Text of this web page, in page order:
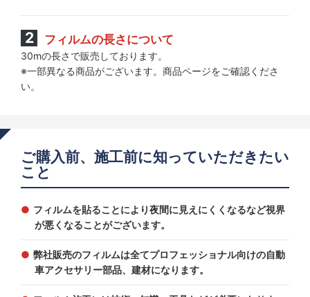
フィルムの長さについて
30mの長さで販売しております。
※一部異なる商品がございます。商品ページをご確認くださ
い。
ご購入前、施工前に知っていただきたい
こと
フィルムを貼ることにより夜間に見えにくくなるなど視界
が悪くなることがございます。
弊社販売のフィルムは全てプロフェッショナル向けの自動
車アクセサリー部品、建材になります。